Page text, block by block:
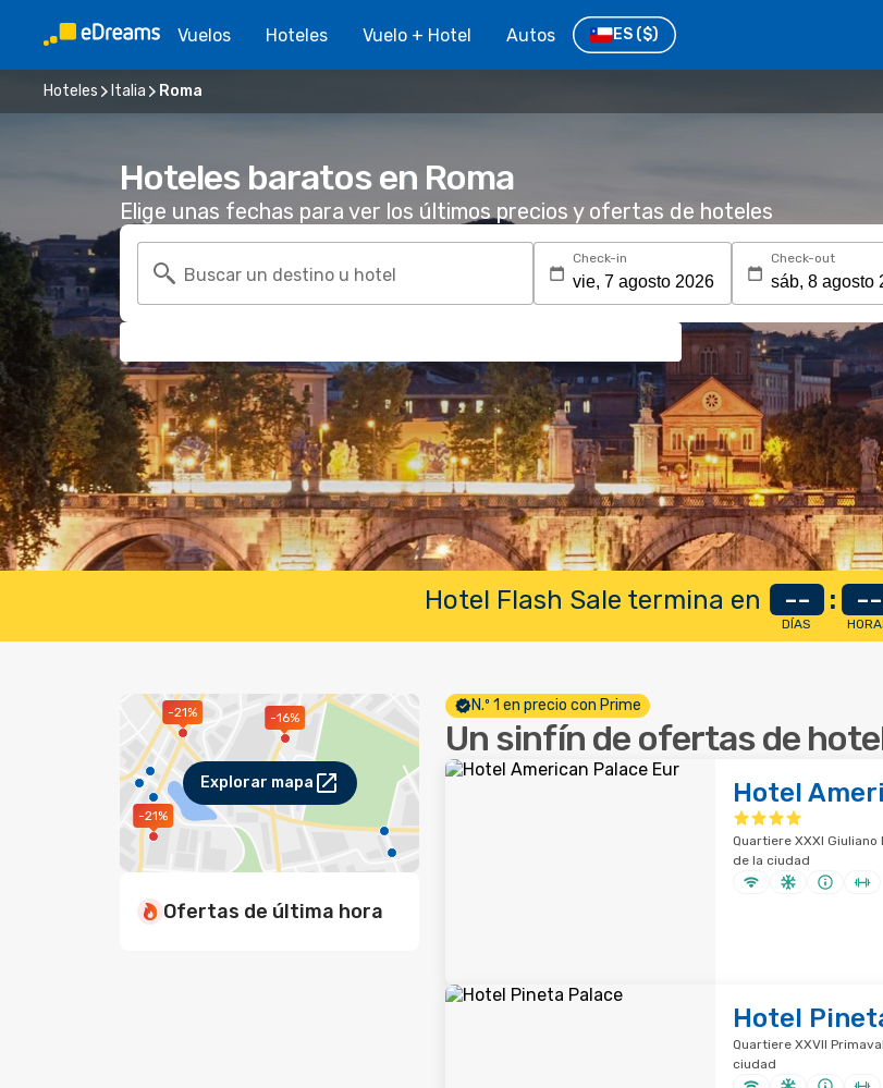
Vuelos Hoteles Vuelo + Hotel Autos ES ($)
Hoteles Italia Roma
Hoteles baratos en Roma
Elige unas fechas para ver los últimos precios y ofertas de hoteles
Buscar un destino u hotel
Check-in Check-out
Hotel Flash Sale termina en --
DÍAS
: --
-21%
-21%
-16%
Explorar mapa
Ofertas de última hora
N.º 1 en precio con Prime
Un sinfín de ofertas de
Hotel
Quartiere XXXI
de la ciudad
Hotel
Quartiere XXVII
ciudad